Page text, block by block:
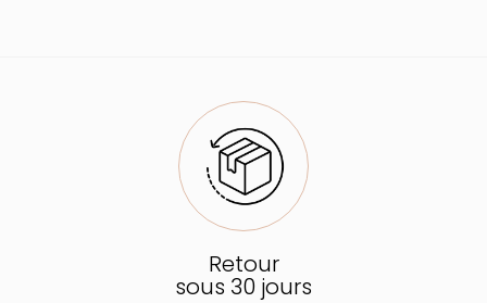
Retour
sous 30 jours